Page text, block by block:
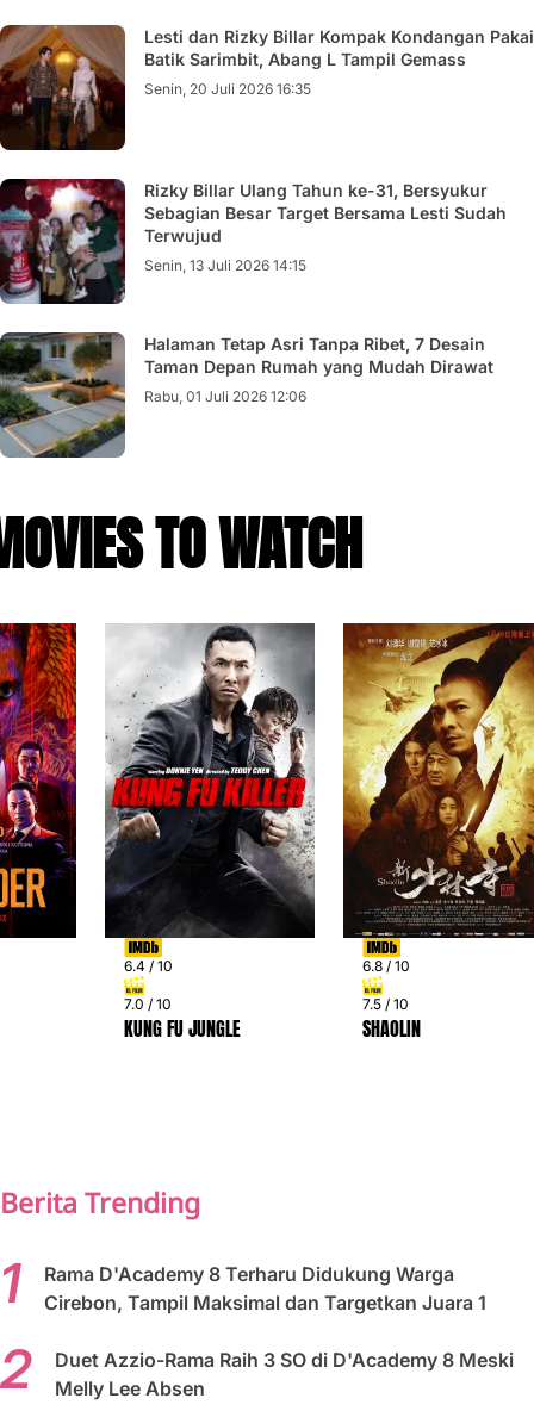
Lesti dan Rizky Billar Kompak Kondangan Pakai
Batik Sarimbit, Abang L Tampil Gemass
Senin, 20 Juli 2026 16:35
Rizky Billar Ulang Tahun ke-31, Bersyukur
Sebagian Besar Target Bersama Lesti Sudah
Terwujud
Senin, 13 Juli 2026 14:15
Halaman Tetap Asri Tanpa Ribet, 7 Desain
Taman Depan Rumah yang Mudah Dirawat
Rabu, 01 Juli 2026 12:06
TO WATCH
6.4 / 10
7.0 / 10
KUNG FU JUNGLE
6.8 / 10
7.5 / 10
SHAOLIN
Berita Trending
Rama D'Academy 8 Terharu Didukung Warga
Cirebon, Tampil Maksimal dan Targetkan Juara 1
Duet Azzio-Rama Raih 3 SO di D'Academy 8 Meski
Melly Lee Absen